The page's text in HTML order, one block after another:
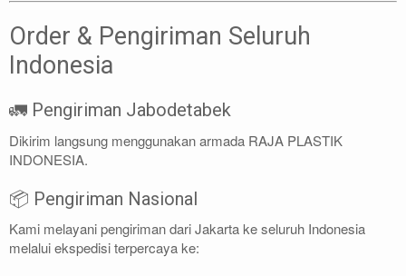
Order & Pengiriman Seluruh
Indonesia
🚛 Pengiriman Jabodetabek
Dikirim langsung menggunakan armada RAJA PLASTIK
INDONESIA.
📦 Pengiriman Nasional
Kami melayani pengiriman dari Jakarta ke seluruh Indonesia
melalui ekspedisi terpercaya ke: